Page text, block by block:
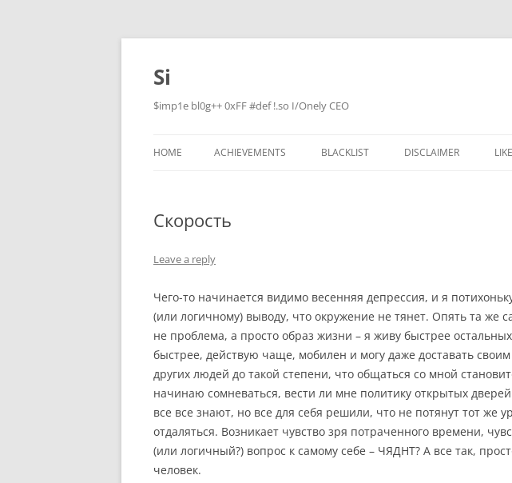
Skip
content
Si
$imp1e bl0g++ 0xFF #def !.so I/Onely CEO
HOME ACHIEVEMENTS BLACKLIST DISCLAIMER
Скорость
Leave a reply
Чего-то начинается видимо весенняя депрессия, и я
(или логичному) выводу, что окружение не тянет. Опять та же
не проблема, а просто образ жизни – я живу быстрее
быстрее, действую чаще, мобилен и могу даже доставать
других людей до такой степени, что общаться со мной
начинаю сомневаться, вести ли мне политику открытых
все все знают, но все для себя решили, что не потянут тот же
отдаляться. Возникает чувство зря потраченного времени,
(или логичный?) вопрос к самому себе – ЧЯДНТ? А все так,
человек.